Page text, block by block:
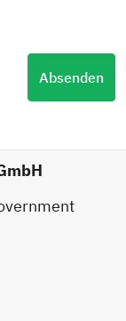
Absenden